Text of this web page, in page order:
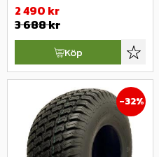
2 490 kr
3 688kr
Lägg
Köp
32%